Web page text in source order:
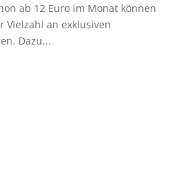
ab 12 Euro im Monat können
Vielzahl an exklusiven
Dazu...